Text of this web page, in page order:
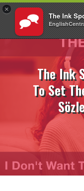
×
The Ink
İçeriğe
The Ink
To Set